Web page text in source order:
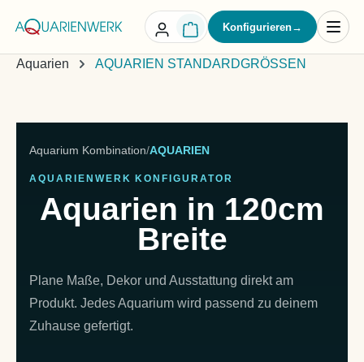
springen
Konfigurieren→
Aquarien AQUARIEN STANDARDGRÖSSEN
Aquarium Kombination/AQUARIEN
AQUARIENWERK KONFIGURATOR
Aquarien in 120cm
Breite
Plane Maße, Dekor und Ausstattung direkt am
Produkt. Jedes Aquarium wird passend zu deinem
Zuhause gefertigt.